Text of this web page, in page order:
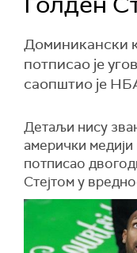
Доминикански
потписао је
саопштио је
Детаљи нису
амерички
потписао
Стејтом у